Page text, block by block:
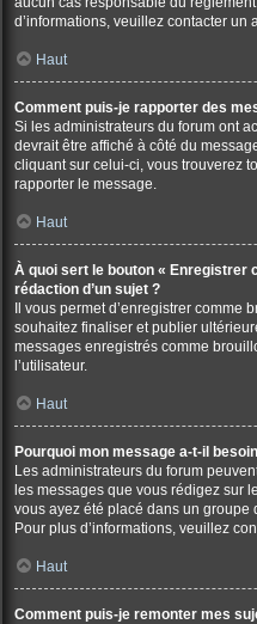
d’informations, veuillez contacter un
Haut
Comment puis-je rapporter des
Si les administrateurs du forum ont
devrait être affiché à côté du
cliquant sur celui-ci, vous trouverez
rapporter le message.
Haut
À quoi sert le bouton « Enregistrer
rédaction d’un sujet ?
Il vous permet d’enregistrer
souhaitez finaliser et publier
messages enregistrés comme
l’utilisateur.
Haut
Pourquoi mon message a-t-il
Les administrateurs du forum
les messages que vous rédigez sur
vous ayez été placé dans un groupe
Pour plus d’informations, veuillez
Haut
Comment puis-je remonter mes